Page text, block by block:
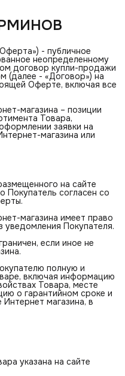
- публичное
неопределенному
договор купли-продажи
(далее - «Договор») на
Оферте, включая все
магазина – позиции
Товара,
заявки на
магазина или
на сайте
Покупатель согласен со
магазина имеет право
уведомления Покупателя.
если иное не
полную и
включая информацию
Товара, месте
о гарантийном сроке и
магазина, в
указана на сайте